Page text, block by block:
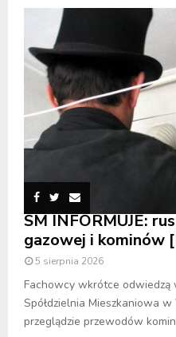
SM INFORMUJE:
gazowej i kominów
5 sierpnia 2026
Fachowcy wkrótce odwiedzą
Spółdzielnia Mieszkaniowa
przeglądzie przewodów